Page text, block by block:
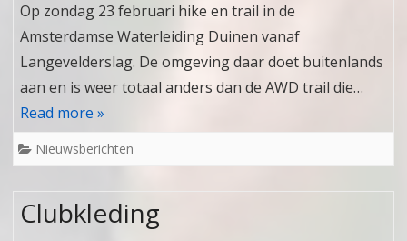
Op zondag 23 februari hike en trail in de
Amsterdamse Waterleiding Duinen vanaf
Langevelderslag. De omgeving daar doet buitenlands
aan en is weer totaal anders dan de AWD trail die…
Read more »
Nieuwsberichten
Clubkleding